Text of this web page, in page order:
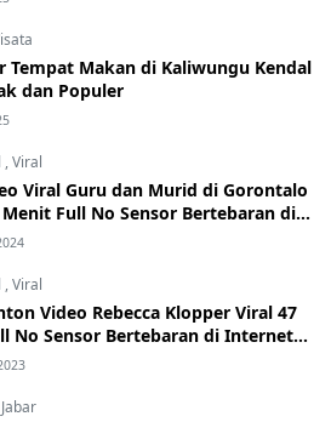
Tempat Makan di Kaliwungu Kendal
dan Populer
,Viral
Viral Guru dan Murid di Gorontalo
Menit Full No Sensor Bertebaran di
Hati Phising!
,Viral
Video Rebecca Klopper Viral 47
No Sensor Bertebaran di Internet,
Jabar